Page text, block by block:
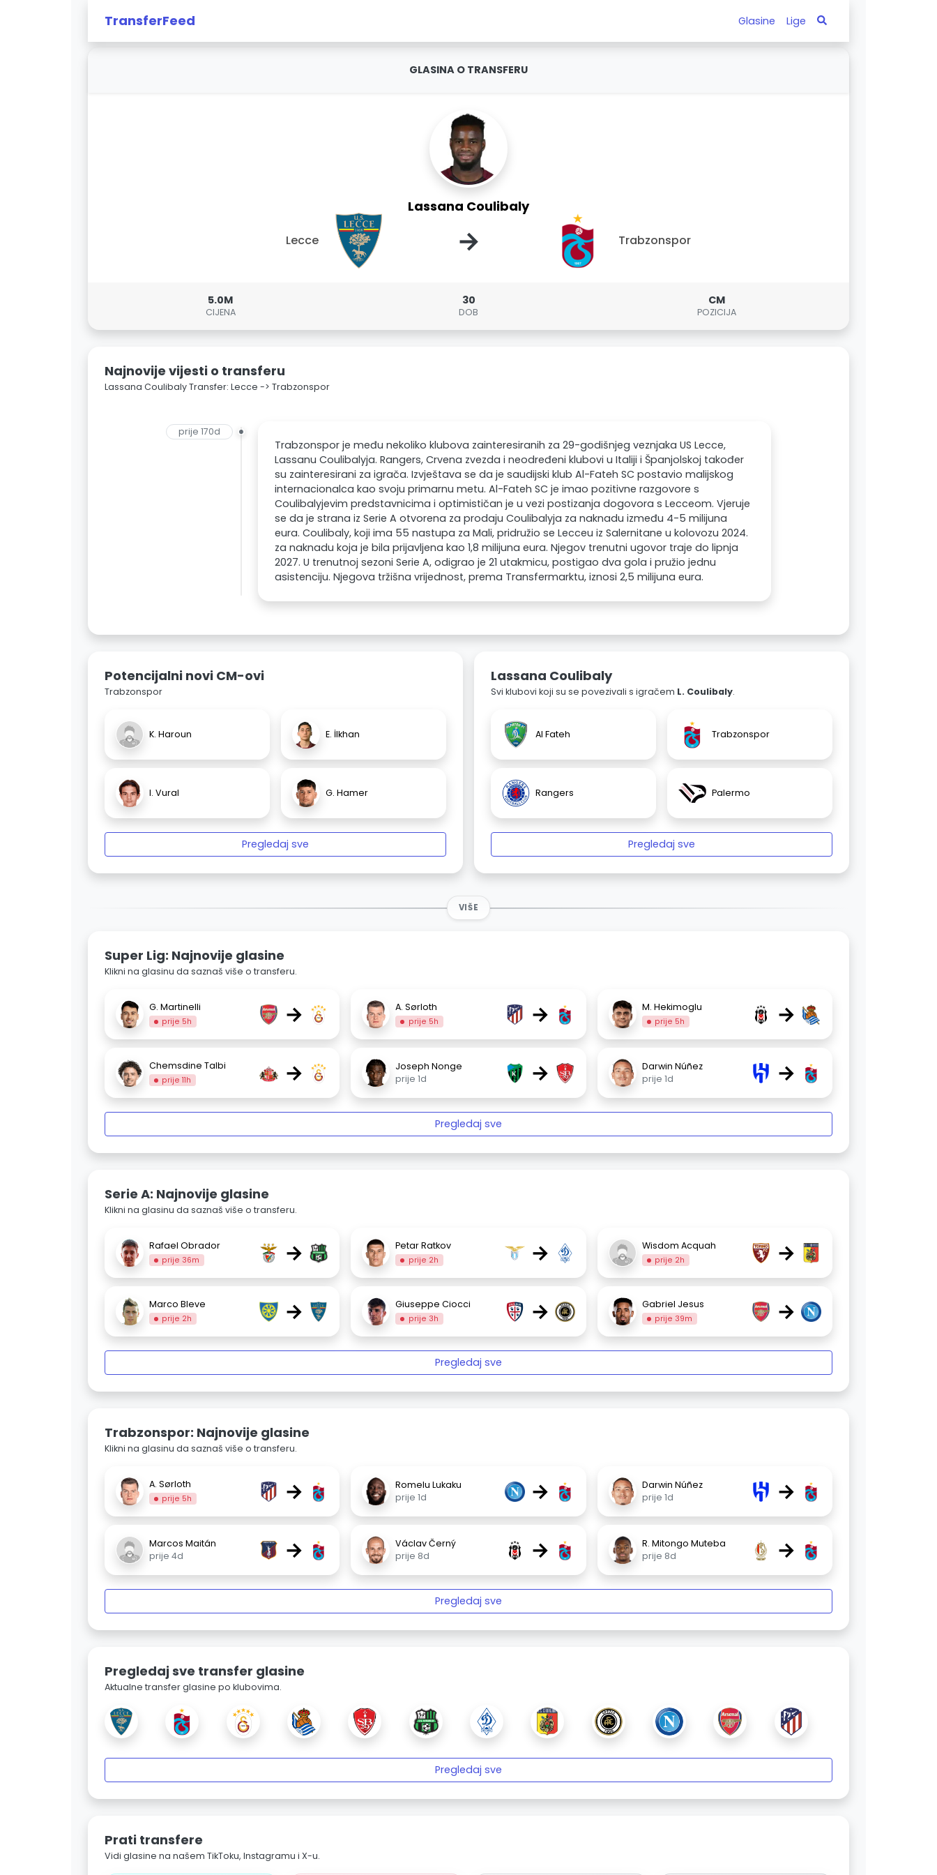
TransferFeed Glasine Lige
GLASINA O TRANSFERU
Lassana Coulibaly
Lecce → Trabzonspor
5.0M
CIJENA
30
DOB
CM
POZICIJA
Najnovije vijesti o transferu
Lassana Coulibaly Transfer: Lecce -> Trabzonspor
prije 170d
Trabzonspor je među nekoliko klubova zainteresiranih za 29-godišnjeg veznjaka US Lecce,
Lassanu Coulibalyja. Rangers, Crvena zvezda i neodređeni klubovi u Italiji i Španjolskoj također
su zainteresirani za igrača. Izvještava se da je saudijski klub Al-Fateh SC postavio malijskog
internacionalca kao svoju primarnu metu. Al-Fateh SC je imao pozitivne razgovore s
Coulibalyjevim predstavnicima i optimističan je u vezi postizanja dogovora s Lecceom. Vjeruje
se da je strana iz Serie A otvorena za prodaju Coulibalyja za naknadu između 4-5 milijuna
eura. Coulibaly, koji ima 55 nastupa za Mali, pridružio se Lecceu iz Salernitane u kolovozu 2024.
za naknadu koja je bila prijavljena kao 1,8 milijuna eura. Njegov trenutni ugovor traje do lipnja
2027. U trenutnoj sezoni Serie A, odigrao je 21 utakmicu, postigao dva gola i pružio jednu
asistenciju. Njegova tržišna vrijednost, prema Transfermarktu, iznosi 2,5 milijuna eura.
Potencijalni novi CM-ovi
Trabzonspor
K. Haroun E. İlkhan
I. Vural G. Hamer
Pregledaj sve
Lassana Coulibaly
Svi klubovi koji su se povezivali s igračem L. Coulibaly.
Al Fateh Trabzonspor
Rangers Palermo
Pregledaj sve
VIŠE
Super Lig: Najnovije glasine
Klikni na glasinu da saznaš više o transferu.
G. Martinelli
prije 5h → A. Sørloth
prije 5h → M. Hekimoglu
prije 5h →
Chemsdine Talbi
prije 11h →
Joseph Nonge
prije 1d
→
Darwin Núñez
prije 1d
→
Pregledaj sve
Serie A: Najnovije glasine
Klikni na glasinu da saznaš više o transferu.
Rafael Obrador
prije 36m → Petar Ratkov
prije 2h → Wisdom Acquah
prije 2h →
Marco Bleve
prije 2h → Giuseppe Ciocci
prije 3h → Gabriel Jesus
prije 39m →
Pregledaj sve
Trabzonspor: Najnovije glasine
Klikni na glasinu da saznaš više o transferu.
A. Sørloth
prije 5h →
Romelu Lukaku
prije 1d
→
Darwin Núñez
prije 1d
→
Marcos Maitán
prije 4d
→
Václav Černý
prije 8d
→
R. Mitongo Muteba
prije 8d
→
Pregledaj sve
Pregledaj sve transfer glasine
Aktualne transfer glasine po klubovima.
Pregledaj sve
Prati transfere
Vidi glasine na našem TikToku, Instagramu i X-u.